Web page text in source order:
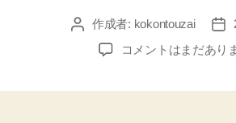
投 作成者: kokontouzai
投
稿
日
古
コメントはまだあり